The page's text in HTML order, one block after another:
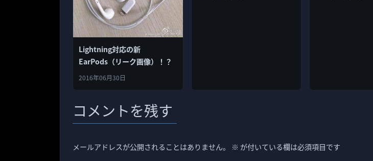
Lightning対応の新
EarPods（リーク画像）！？
2016年06月30日
コメントを残す
メールアドレスが公開されることはありません。 ※ が付いている欄は必須項目です